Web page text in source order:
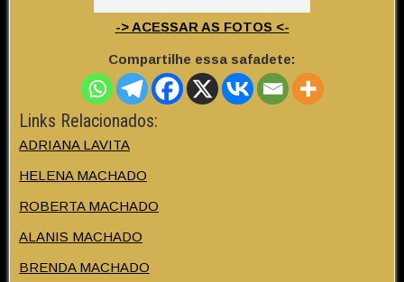
-> ACESSAR AS FOTOS <-
Compartilhe essa safadete:
Links Relacionados:
ADRIANA LAVITA
HELENA MACHADO
ROBERTA MACHADO
ALANIS MACHADO
BRENDA MACHADO